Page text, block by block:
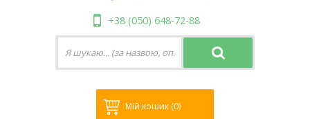
+38 (050) 648-72-88
Мій кошик (0)